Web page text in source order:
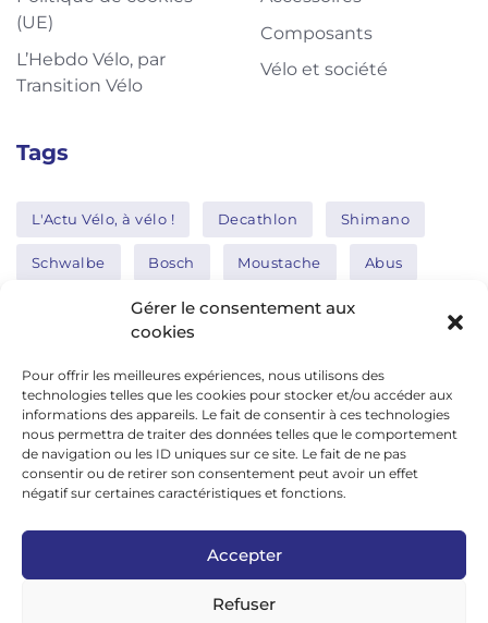
Gérer le consentement aux
cookies
Pour offrir les meilleures expériences, nous utilisons des
technologies telles que les cookies pour stocker et/ou accéder aux
informations des appareils. Le fait de consentir à ces technologies
nous permettra de traiter des données telles que le comportement
de navigation ou les ID uniques sur ce site. Le fait de ne pas
consentir ou de retirer son consentement peut avoir un effet
négatif sur certaines caractéristiques et fonctions.
Accepter
Refuser
(UE)
L’Hebdo Vélo, par
Transition Vélo
Composants
Vélo et société
Tags
L'Actu Vélo, à vélo ! Decathlon Shimano
Schwalbe Bosch Moustache Abus
Thule Nakamura
Réseaux sociaux
google news
facebook
twitter